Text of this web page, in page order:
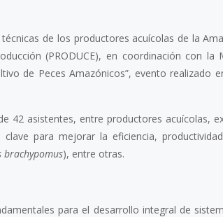
de los productores acuícolas de la
(PRODUCE), en coordinación con la
de Peces Amazónicos”, evento realizado
42 asistentes, entre productores acuícolas,
para mejorar la eficiencia,
brachypomus), entre otras.
para el desarrollo integral de